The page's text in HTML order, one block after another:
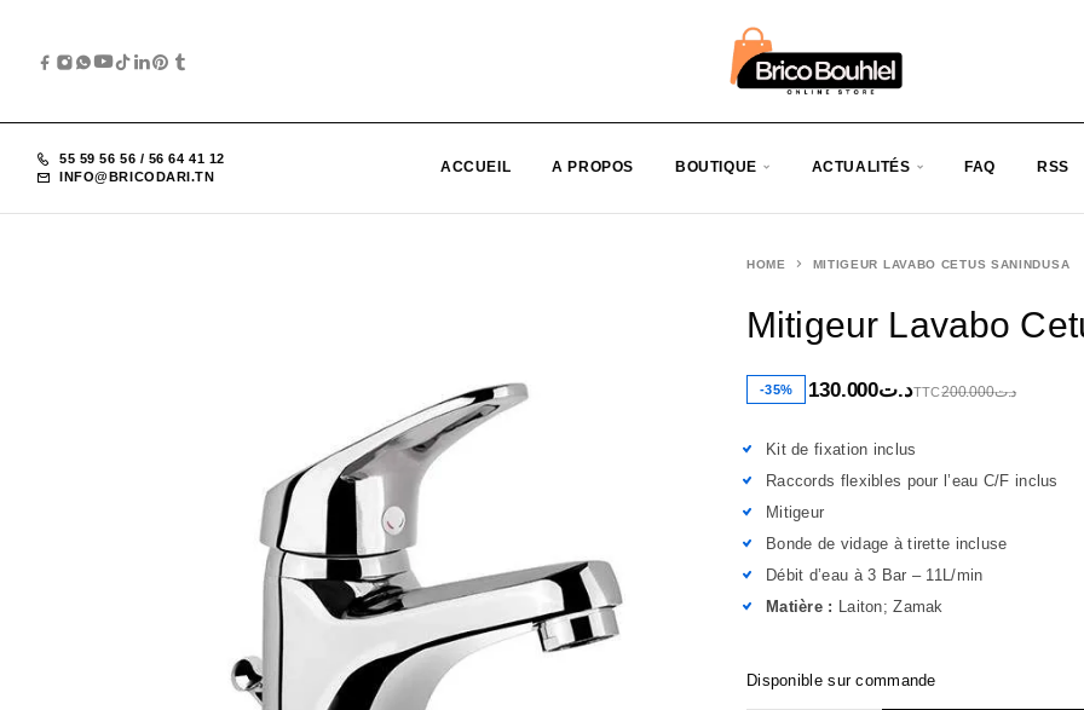
55 59 56 56 / 56 64 41 12
INFO@BRICODARI.TN
ACCUEIL A PROPOS BOUTIQUE ACTUALITÉS FAQ RSS
HOME MITIGEUR LAVABO CETUS SANINDUSA
Mitigeur Lavabo
-35% د.ت200.000 د.ت130.000 TTC
Kit de fixation inclus
Raccords flexibles pour l’eau C/F inclus
Mitigeur
Bonde de vidage à tirette incluse
Débit d’eau à 3 Bar – 11L/min
Matière : Laiton; Zamak
Disponible sur commande